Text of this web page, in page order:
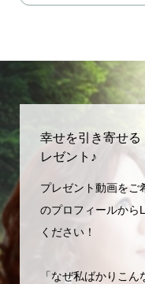
幸せを引き寄せ
レゼント♪
プレゼント動画をご
のプロフィールから
ください！
「なぜ私ばかりこ